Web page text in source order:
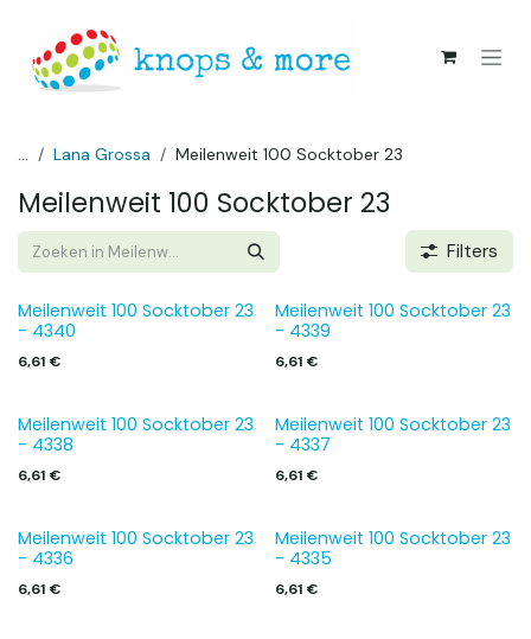
... Lana Grossa Meilenweit 100 Socktober 23
Meilenweit 100 Socktober 23
Filters
Meilenweit 100 Socktober 23
- 4340
6,61 €
Meilenweit 100 Socktober 23
- 4339
6,61 €
Meilenweit 100 Socktober 23
- 4338
6,61 €
Meilenweit 100 Socktober 23
- 4337
6,61 €
Meilenweit 100 Socktober 23
- 4336
6,61 €
Meilenweit 100 Socktober 23
- 4335
6,61 €